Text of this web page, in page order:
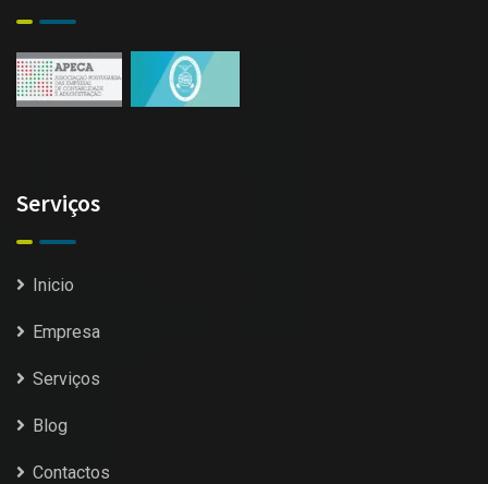
Serviços
Inicio
Empresa
Serviços
Blog
Contactos